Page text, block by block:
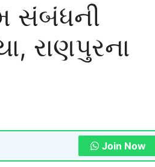
સંબંધની
રાણપુરના
Join Now